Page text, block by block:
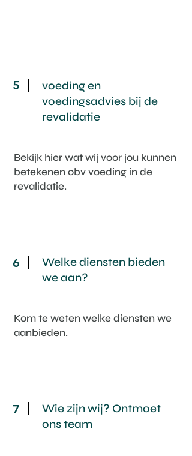
5
voeding en
voedingsadvies bij de
revalidatie
Bekijk hier wat wij voor jou kunnen
betekenen obv voeding in de
revalidatie.
6
Welke diensten bieden
we aan?
Kom te weten welke diensten we
aanbieden.
7
Wie zijn wij? Ontmoet
ons team